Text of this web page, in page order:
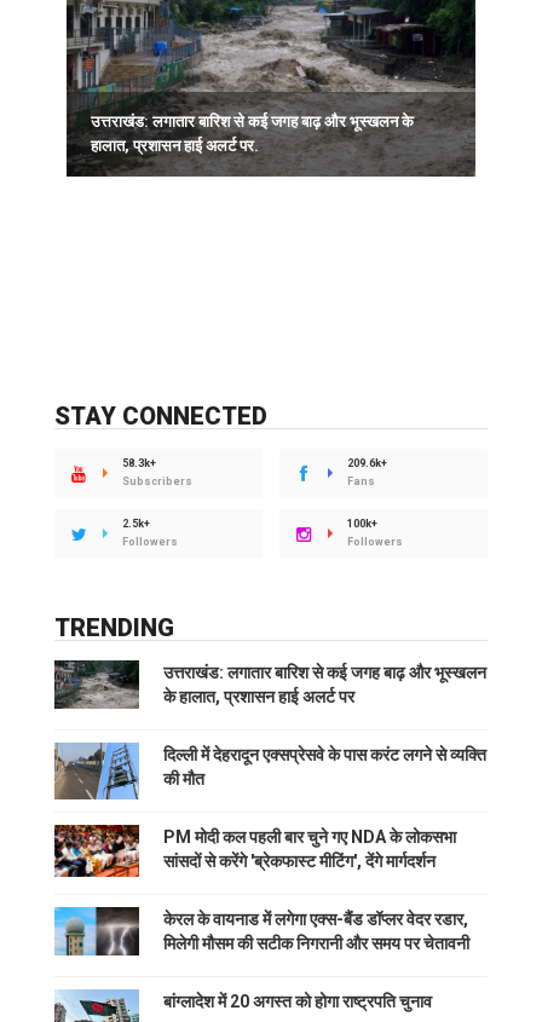
उत्तराखंड: लगातार बारिश से कई जगह बाढ़ और भूस्खलन के
हालात, प्रशासन हाई अलर्ट पर.
STAY CONNECTED
58.3k+
Subscribers
209.6k+
Fans
2.5k+
Followers
100k+
Followers
TRENDING
उत्तराखंड: लगातार बारिश से कई जगह बाढ़ और भूस्खलन
के हालात, प्रशासन हाई अलर्ट पर
दिल्ली में देहरादून एक्सप्रेसवे के पास करंट लगने से व्यक्ति
की मौत
PM मोदी कल पहली बार चुने गए NDA के लोकसभा
सांसदों से करेंगे 'ब्रेकफास्ट मीटिंग', देंगे मार्गदर्शन
केरल के वायनाड में लगेगा एक्स-बैंड डॉप्लर वेदर रडार,
मिलेगी मौसम की सटीक निगरानी और समय पर चेतावनी
बांग्लादेश में 20 अगस्त को होगा राष्ट्रपति चुनाव